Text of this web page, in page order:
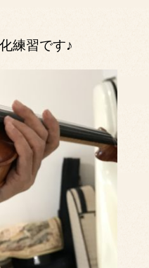
練習です♪